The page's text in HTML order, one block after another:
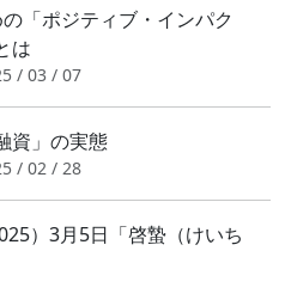
「ポジティブ・インパク
は
/ 03 / 07
資」の実態
/ 02 / 28
）3月5日「啓蟄（けいち